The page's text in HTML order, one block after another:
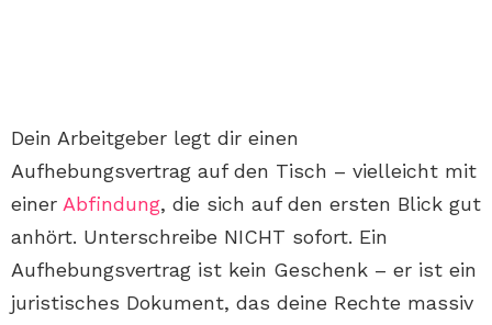
Dein Arbeitgeber legt dir einen
Aufhebungsvertrag auf den Tisch – vielleicht mit
einer Abfindung, die sich auf den ersten Blick gut
anhört. Unterschreibe NICHT sofort. Ein
Aufhebungsvertrag ist kein Geschenk – er ist ein
juristisches Dokument, das deine Rechte massiv